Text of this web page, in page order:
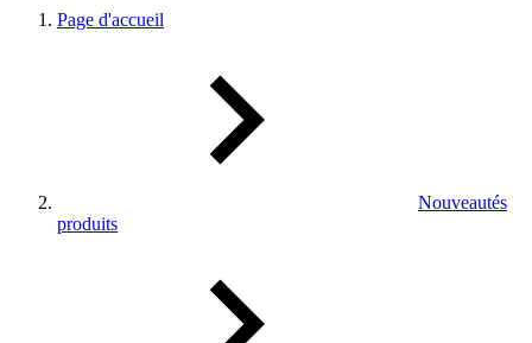
Page d'accueil
Nouveautés
produits